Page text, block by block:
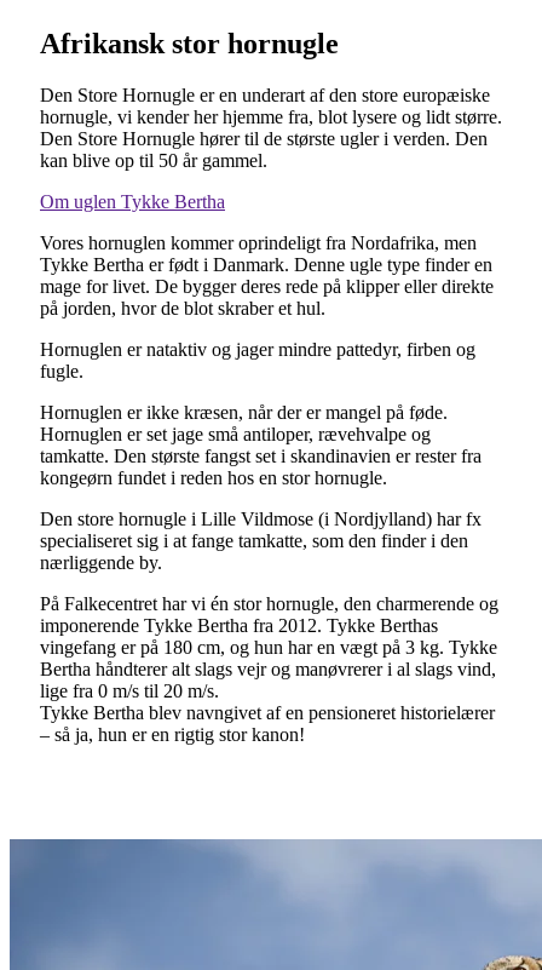
Afrikansk stor hornugle
Den Store Hornugle er en underart af den store europæiske
hornugle, vi kender her hjemme fra, blot lysere og lidt større.
Den Store Hornugle hører til de største ugler i verden. Den
kan blive op til 50 år gammel.
Om uglen Tykke Bertha
Vores hornuglen kommer oprindeligt fra Nordafrika, men
Tykke Bertha er født i Danmark. Denne ugle type finder en
mage for livet. De bygger deres rede på klipper eller direkte
på jorden, hvor de blot skraber et hul.
Hornuglen er nataktiv og jager mindre pattedyr, firben og
fugle.
Hornuglen er ikke kræsen, når der er mangel på føde.
Hornuglen er set jage små antiloper, rævehvalpe og
tamkatte. Den største fangst set i skandinavien er rester fra
kongeørn fundet i reden hos en stor hornugle.
Den store hornugle i Lille Vildmose (i Nordjylland) har fx
specialiseret sig i at fange tamkatte, som den finder i den
nærliggende by.
På Falkecentret har vi én stor hornugle, den charmerende og
imponerende Tykke Bertha fra 2012. Tykke Berthas
vingefang er på 180 cm, og hun har en vægt på 3 kg. Tykke
Bertha håndterer alt slags vejr og manøvrerer i al slags vind,
lige fra 0 m/s til 20 m/s.
Tykke Bertha blev navngivet af en pensioneret historielærer
– så ja, hun er en rigtig stor kanon!